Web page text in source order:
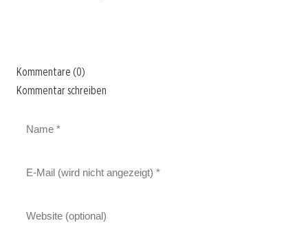
Kommentare (0)
Kommentar schreiben